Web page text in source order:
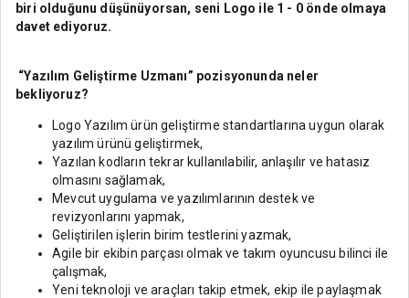
biri olduğunu düşünüyorsan, seni Logo ile 1 - 0 önde olmaya
davet ediyoruz.
“Yazılım Geliştirme Uzmanı” pozisyonunda neler
bekliyoruz?
Logo Yazılım ürün geliştirme standartlarına uygun olarak
yazılım ürünü geliştirmek,
Yazılan kodların tekrar kullanılabilir, anlaşılır ve hatasız
olmasını sağlamak,
Mevcut uygulama ve yazılımlarının destek ve
revizyonlarını yapmak,
Geliştirilen işlerin birim testlerini yazmak,
Agile bir ekibin parçası olmak ve takım oyuncusu bilinci ile
çalışmak,
Yeni teknoloji ve araçları takip etmek, ekip ile paylaşmak